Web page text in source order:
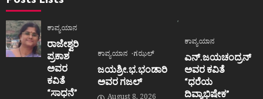
ಕಾವ್ಯಯಾನ
ರಾಜೇಶ್ವರಿ
ಪ್ರಕಾಶ
ಅವರ
ಕವಿತೆ
“ಸಾಧನೆ”
ಕಾವ್ಯಯಾನ ಗಝಲ್
ಜಯಶ್ರೀ.ಭ.ಭಂಡಾರಿ
ಅವರ ಗಜಲ್
ಕಾವ್ಯಯಾನ
ಎನ್.ಜಯಚಂದ್ರನ್
ಅವರ ಕವಿತೆ
“ಧರೆಯ
ದಿವ್ಯಾಭಿಷೇಕ”